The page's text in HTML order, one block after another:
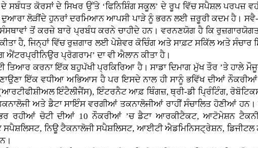
ਸਬੰਧਤ ਕੋਰਸਾਂ ਦੇ ਸਿਖਰ ਉੱਤੇ ‘ਫਿਨਿਸ਼ਿੰਗ ਸਕੂਲ’ ਦੇ ਰੂਪ ਵਿੱਚ ਸਪੈਸ਼ਲ ਪਰਪਜ਼
ਦੁਆਰਾ ਲੋੜੀਂਦੇ ਹੁਨਰਾਂ ਦਰਮਿਆਨ ਆਪਸੀ ਪਾੜੇ ਨੂੰ ਭਰਨ ਲਈ ਜ਼ਰੂਰੀ ਕਦਮ ਹੈ।
ਤੋਂ ਕਰਜ਼ੇ ਬਾਰੇ ਪ੍ਰਬੰਧ ਕਰਨੇ ਚਾਹੀਦੇ ਹਨ। ਵਰਨਣਯੋਗ ਹੈ ਕਿ
ਹੈ, ਜਿਨ੍ਹਾਂ ਵਿੱਚ ਰੁਜ਼ਗਾਰ ਲਈ ਪੇਸ਼ੇਵਰ ਕੋਚਿੰਗ ਅਤੇ ਸਾਫ਼ਟ ਸਕਿੱਲ ਅਤੇ ਸੰਚਾਰ
ਐਂਟਰਪ੍ਰੀਨਿਉਰ ਪ੍ਰੋਗਰਾਮ’ ਦਾ ਵੀ ਐਲਾਨ ਕੀਤਾ ਹੈ।
ਕਰਨਾ ਇੱਕ ਬਹੁਪੱਖੀ ਪ੍ਰਕਿਰਿਆ ਹੈ। ਸਾਡਾ ਦਿਮਾਗ ਮੁੱਖ ਤੌਰ ’ਤੇ ਹਾਲੇ
ਇੱਕ ਵਧੀਆ ਅਭਿਆਸ ਹੈ ਪਰ ਇਸਦੇ ਨਾਲ ਹੀ ਸਾਨੂੰ ਭਵਿੱਖ ਦੀਆਂ
ਇੰਟੈਲੀਜੈਂਸ), ਇੰਟਰਨੈਟ ਆਫ਼ ਥਿੰਗਜ਼, ਥ੍ਰੀ-ਡੀ ਪ੍ਰਿੰਟਿੰਗ,
ਅਤੇ ਡੈਟਾ ਸਾਇੰਸ ਵਰਗੀਆਂ ਤਕਨਾਲੋਜੀਆਂ ਰਾਹੀਂ ਸੰਚਾਲਿਤ ਹੋਣੀਆਂ
ਰਹੀਆਂ ਚੋਟੀ ਦੀਆਂ 10 ਨੌਕਰੀਆਂ ’ਚ ਡੈਟਾ ਆਰਕੀਟੈਕਟ, ਆਟੋਮੇਸ਼ਨ
ਨਿਊ ਟੈਕਨਾਲੋਜੀ ਸਪੈਸ਼ਲਿਸਟ, ਆਈਟੀ ਐਡਮਿਨਿਸਟ੍ਰੇਸ਼ਨ,